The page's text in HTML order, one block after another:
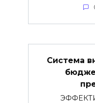
Система